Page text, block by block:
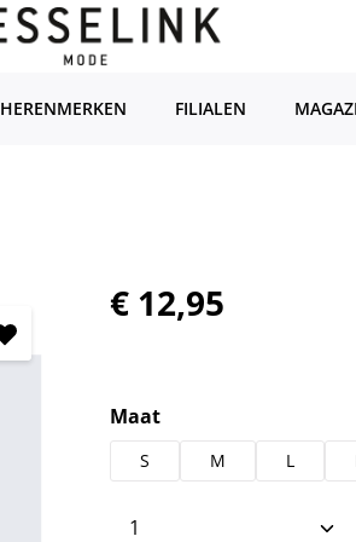
HERENMERKEN FILIALEN
Normale prijs:
€ 12,95
Selecteer
Maat
S M L